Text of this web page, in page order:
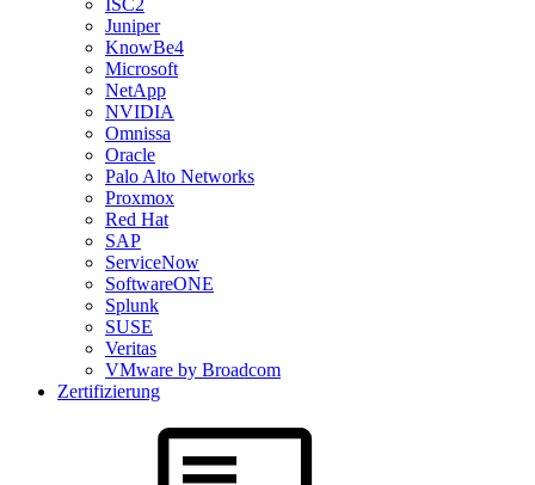
ISC2
Juniper
KnowBe4
Microsoft
NetApp
NVIDIA
Omnissa
Oracle
Palo Alto Networks
Proxmox
Red Hat
SAP
ServiceNow
SoftwareONE
Splunk
SUSE
Veritas
VMware by Broadcom
Zertifizierung